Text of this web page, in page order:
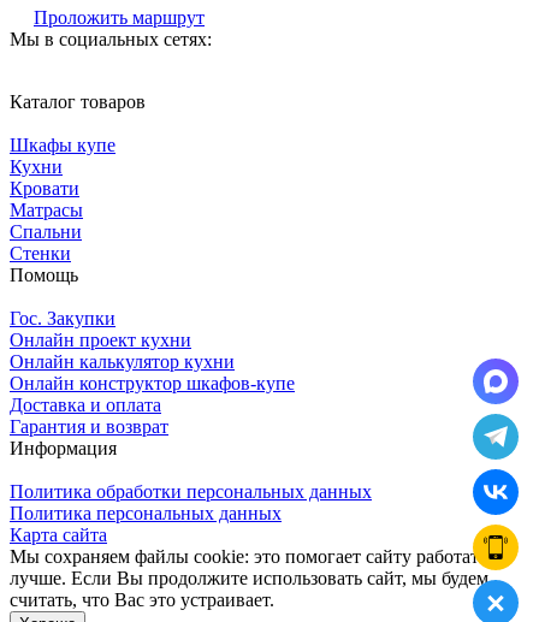
Проложить маршрут
Мы в социальных сетях:
Каталог товаров
Шкафы купе
Кухни
Кровати
Матрасы
Cпальни
Стенки
Помощь
Гос. Закупки
Онлайн проект кухни
Онлайн калькулятор кухни
Онлайн конструктор шкафов-купе
Доставка и оплата
Гарантия и возврат
Информация
Политика обработки персональных данных
Политика персональных данных
Карта сайта
Мы сохраняем файлы cookie: это помогает сайту работать
лучше. Если Вы продолжите использовать сайт, мы будем
считать, что Вас это устраивает.